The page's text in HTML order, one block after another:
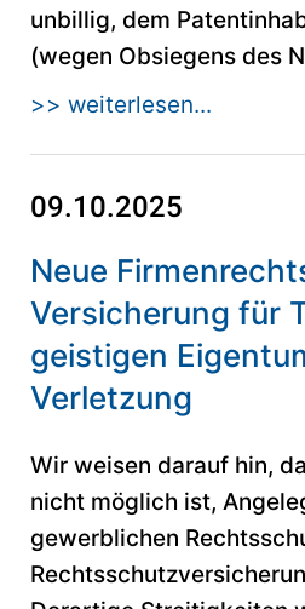
unbillig, dem
(wegen Obsiegens des
>> weiterlesen...
09.10.2025
Neue
Versicherung für
geistigen
Verletzung
Wir weisen darauf hin,
nicht möglich ist,
gewerblichen